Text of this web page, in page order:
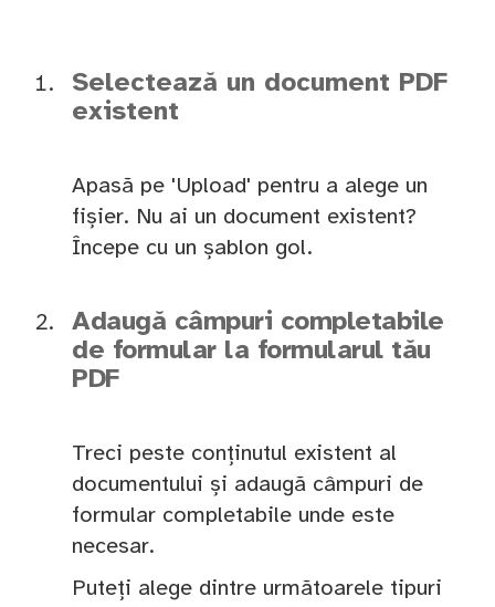
Selectează un document PDF
existent
Apasă pe 'Upload' pentru a alege un
fișier. Nu ai un document existent?
Începe cu un șablon gol.
Adaugă câmpuri completabile
de formular la formularul tău
PDF
Treci peste conținutul existent al
documentului și adaugă câmpuri de
formular completabile unde este
necesar.
Puteți alege dintre următoarele tipuri